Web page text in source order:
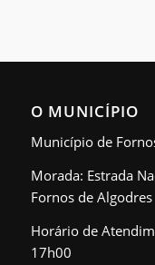
O MUNICÍPIO
Município de
Morada: Estrada
Fornos de Algodres
Horário de
17h00